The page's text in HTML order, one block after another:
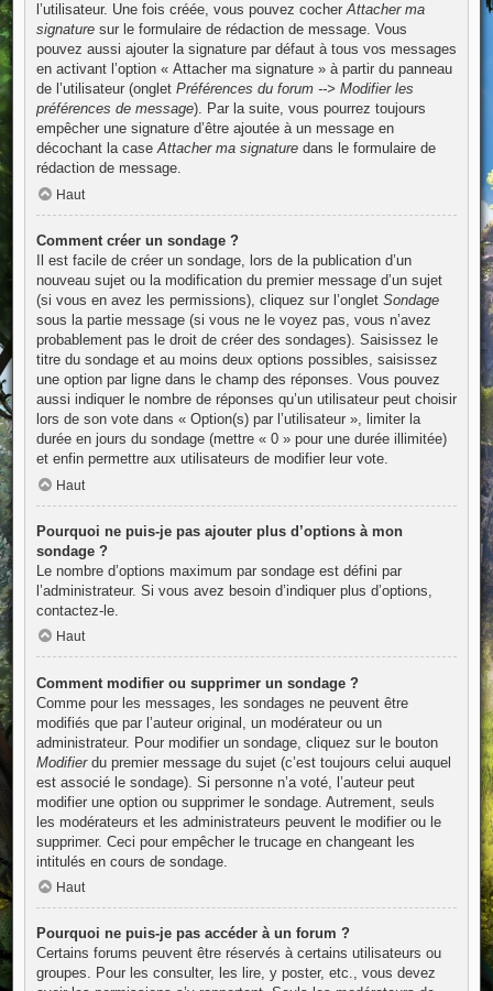
l’utilisateur. Une fois créée, vous pouvez cocherAttacher ma
signaturesur le formulaire de rédaction de message. Vous
pouvez aussi ajouter la signature par défaut à tous vos messages
en activant l’option « Attacher ma signature » à partir du panneau
de l’utilisateur (onglet Préférences du forum --> Modifier les
préférences de message). Par la suite, vous pourrez toujours
empêcher une signature d’être ajoutée à un message en
décochant la caseAttacher ma signaturedans le formulaire de
rédaction de message.
Haut
Comment créer un sondage ?
Il est facile de créer un sondage, lors de la publication d’un
nouveau sujet ou la modification du premier message d’un sujet
(si vous en avez les permissions), cliquez sur l’onglet Sondage
sous la partie message (si vous ne le voyez pas, vous n’avez
probablement pas le droit de créer des sondages). Saisissez le
titre du sondage et au moins deux options possibles, saisissez
une option par ligne dans le champ des réponses. Vous pouvez
aussi indiquer le nombre de réponses qu’un utilisateur peut choisir
lors de son vote dans « Option(s) par l’utilisateur », limiter la
durée en jours du sondage (mettre « 0 » pour une durée illimitée)
et enfin permettre aux utilisateurs de modifier leur vote.
Haut
Pourquoi ne puis-je pas ajouter plus d’options à mon
sondage ?
Le nombre d’options maximum par sondage est défini par
l’administrateur. Si vous avez besoin d’indiquer plus d’options,
contactez-le.
Haut
Comment modifier ou supprimer un sondage ?
Comme pour les messages, les sondages ne peuvent être
modifiés que par l’auteur original, un modérateur ou un
administrateur. Pour modifier un sondage, cliquez sur le bouton
Modifierdu premier message du sujet (c’est toujours celui auquel
est associé le sondage). Si personne n’a voté, l’auteur peut
modifier une option ou supprimer le sondage. Autrement, seuls
les modérateurs et les administrateurs peuvent le modifier ou le
supprimer. Ceci pour empêcher le trucage en changeant les
intitulés en cours de sondage.
Haut
Pourquoi ne puis-je pas accéder à un forum ?
Certains forums peuvent être réservés à certains utilisateurs ou
groupes. Pour les consulter, les lire, y poster, etc., vous devez